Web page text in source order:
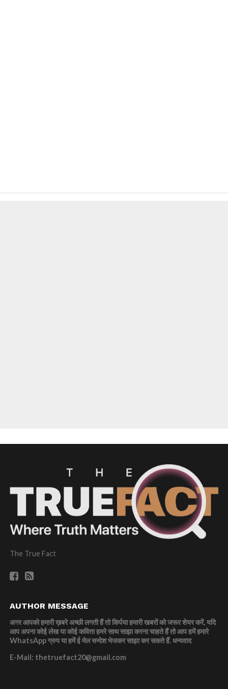
The True Fact
AUTHOR MESSAGE
अगर आपको हमारी ख़बरे अच्छी लगती हैं तो किर्पया हमारी खबरों को जरूर शेयर करें, यदि
आप अपना कोई लेख या कोई कविता हमरे साथ साझा करना चाहते हैं तो आप हमें हमारे
WhatsApp ग्रुप या हमें ई मेल सन्देश भेजकर साझा कर सकते हैं.धन्यवाद
E-Mail: thetruefact20@gmail.com